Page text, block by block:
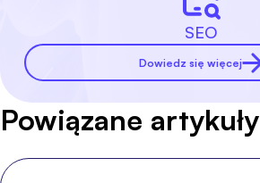
SEO
Dowiedz się więcej
Powiązane artykuły